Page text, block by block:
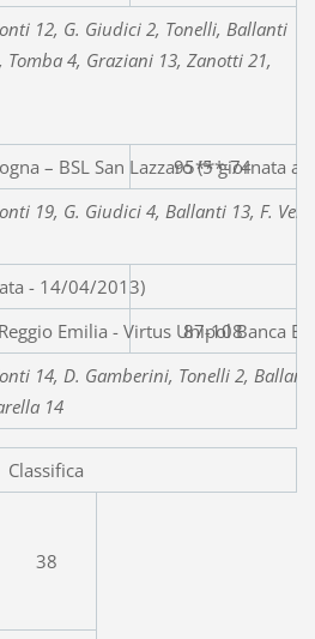
12, G. Giudici 2, Tonelli, Ballanti
Tomba 4, Graziani 13, Zanotti 21,
– BSL San Lazzaro (5 giornata
95***-74
19, G. Giudici 4, Ballanti 13, F.
- 14/04/2013)
Reggio Emilia -
87-108
14, D. Gamberini, Tonelli 2,
14
Classifica
38